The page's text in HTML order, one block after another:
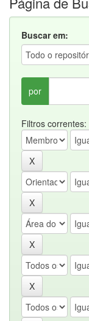
Buscar em:
por
Filtros correntes: